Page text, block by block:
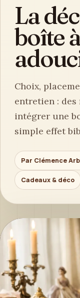
La
boîte
Choix,
entretien :
intégrer une
simple effet
Par Clémence
Cadeaux & déco